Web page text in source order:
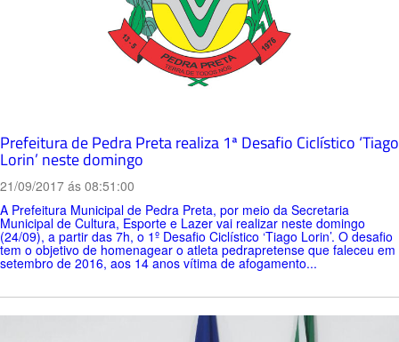
Prefeitura de Pedra Preta realiza 1ª Desafio Ciclístico ‘Tiago
Lorin’ neste domingo
21/09/2017 ás 08:51:00
A Prefeitura Municipal de Pedra Preta, por meio da Secretaria
Municipal de Cultura, Esporte e Lazer vai realizar neste domingo
(24/09), a partir das 7h, o 1º Desafio Ciclístico ‘Tiago Lorin’. O desafio
tem o objetivo de homenagear o atleta pedrapretense que faleceu em
setembro de 2016, aos 14 anos vítima de afogamento...